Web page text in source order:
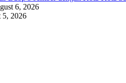
6, 2026
5, 2026